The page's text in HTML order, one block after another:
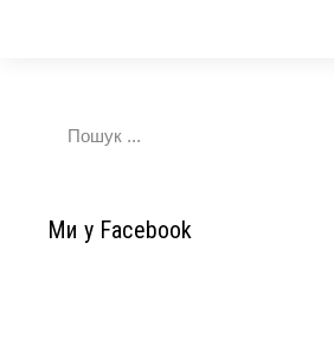
Ми у Facebook